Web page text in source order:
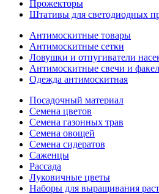
Прожекторы
Штативы для светодиодных
Антимоскитные товары
Антимоскитные сетки
Ловушки и отпугиватели
Антимоскитные свечи и
Одежда антимоскитная
Посадочный материал
Семена цветов
Семена газонных трав
Семена овощей
Семена сидератов
Саженцы
Рассада
Луковичные цветы
Наборы для выращивания